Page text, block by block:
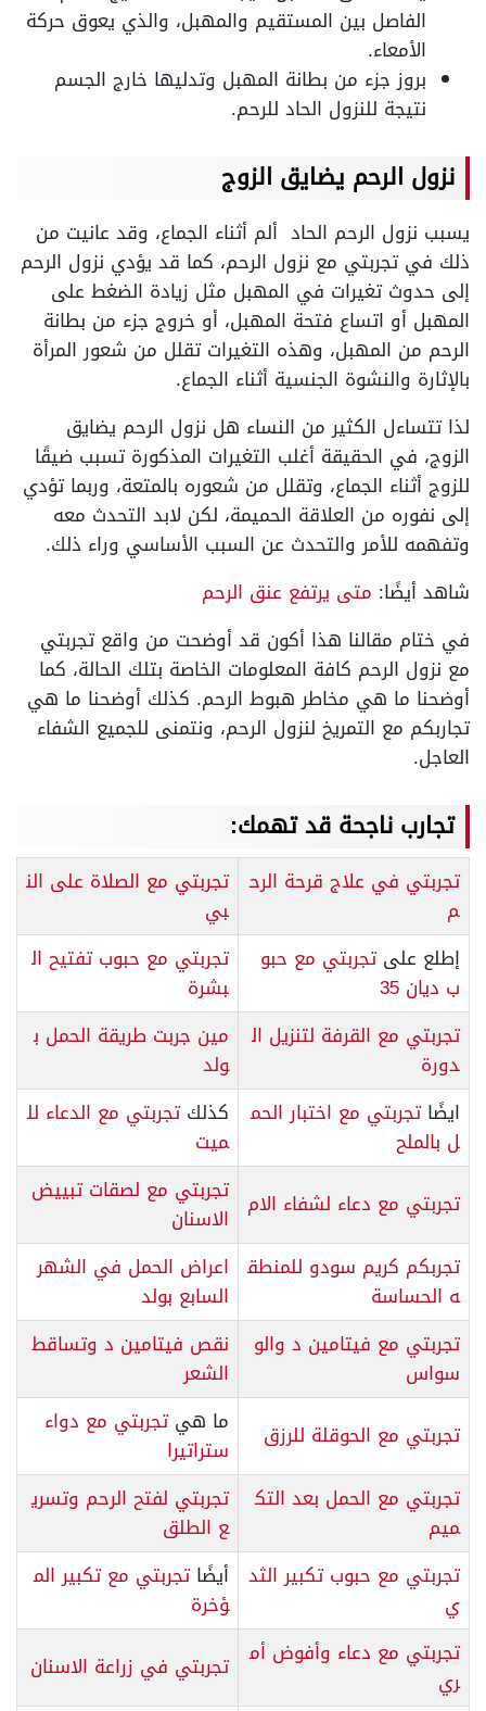
الفاصل بين المستقيم والمهبل، والذي يعوق حركة
الأمعاء.
بروز جزء من بطانة المهبل وتدليها خارج الجسم
نتيجة للنزول الحاد للرحم.
نزول الرحم يضايق الزوج
يسبب نزول الرحم الحاد ألم أثناء الجماع، وقد عانيت من
ذلك في تجربتي مع نزول الرحم، كما قد يؤدي نزول الرحم
إلى حدوث تغيرات في المهبل مثل زيادة الضغط على
المهبل أو اتساع فتحة المهبل، أو خروج جزء من بطانة
الرحم من المهبل، وهذه التغيرات تقلل من شعور المرأة
بالإثارة والنشوة الجنسية أثناء الجماع.
لذا تتساءل الكثير من النساء هل نزول الرحم يضايق
الزوج، في الحقيقة أغلب التغيرات المذكورة تسبب ضيقًا
للزوج أثناء الجماع، وتقلل من شعوره بالمتعة، وربما تؤدي
إلى نفوره من العلاقة الحميمة، لكن لابد التحدث معه
وتفهمه للأمر والتحدث عن السبب الأساسي وراء ذلك.
شاهد أيضًا: متى يرتفع عنق الرحم
في ختام مقالنا هذا أكون قد أوضحت من واقع تجربتي
مع نزول الرحم كافة المعلومات الخاصة بتلك الحالة، كما
أوضحنا ما هي مخاطر هبوط الرحم. كذلك أوضحنا ما هي
تجاربكم مع التمريخ لنزول الرحم، ونتمنى للجميع الشفاء
العاجل.
تجارب ناجحة قد تهمك:
تجربتي في علاج قرحة الرح
م
تجربتي مع الصلاة على الن
بي
إطلع علىتجربتي مع حبو
ب ديان 35
تجربتي مع حبوب تفتيح ال
بشرة
تجربتي مع القرفة لتنزيل ال
دورة
مين جربت طريقة الحمل ب
ولد
ايضًاتجربتي مع اختبار الحم
ل بالملح
كذلكتجربتي مع الدعاء لل
ميت
تجربتي مع دعاء لشفاء الام تجربتي مع لصقات تبييض
الاسنان
تجربكم كريم سودو للمنطق
ه الحساسة
اعراض الحمل في الشهر
السابع بولد
تجربتي مع فيتامين د والو
سواس
نقص فيتامين د وتساقط
الشعر
تجربتي مع الحوقلة للرزق
ما هيتجربتي مع دواء
ستراتيرا
تجربتي مع الحمل بعد التك
ميم
تجربتي لفتح الرحم وتسري
ع الطلق
تجربتي مع حبوب تكبير الثد
ي
أيضًاتجربتي مع تكبير الم
ؤخرة
تجربتي مع دعاء وأفوض أم
ري
تجربتي في زراعة الاسنان